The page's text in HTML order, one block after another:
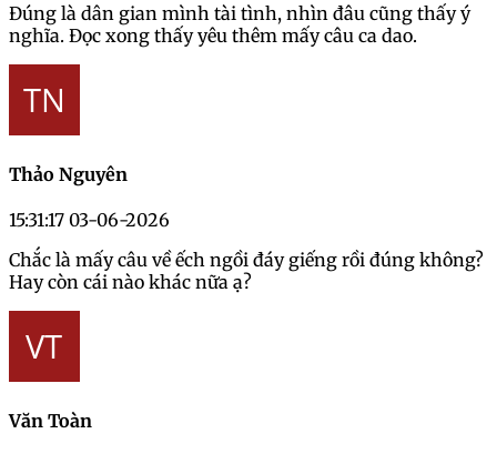
Đúng là dân gian mình tài tình, nhìn đâu cũng thấy ý
nghĩa. Đọc xong thấy yêu thêm mấy câu ca dao.
Thảo Nguyên
15:31:17 03-06-2026
Chắc là mấy câu về ếch ngồi đáy giếng rồi đúng không?
Hay còn cái nào khác nữa ạ?
Văn Toàn